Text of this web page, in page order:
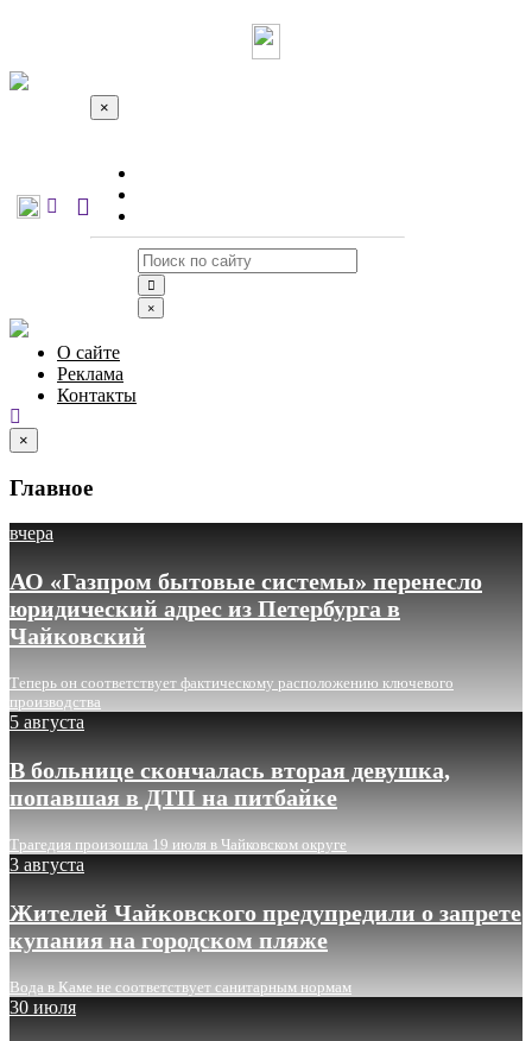
×
×
О сайте
Реклама
Контакты
×
Главное
вчера
АО «Газпром бытовые системы» перенесло
юридический адрес из Петербурга в
Чайковский
Теперь он соответствует фактическому расположению ключевого
производства
5 августа
В больнице скончалась вторая девушка,
попавшая в ДТП на питбайке
Трагедия произошла 19 июля в Чайковском округе
3 августа
Жителей Чайковского предупредили о запрете
купания на городском пляже
Вода в Каме не соответствует санитарным нормам
30 июля